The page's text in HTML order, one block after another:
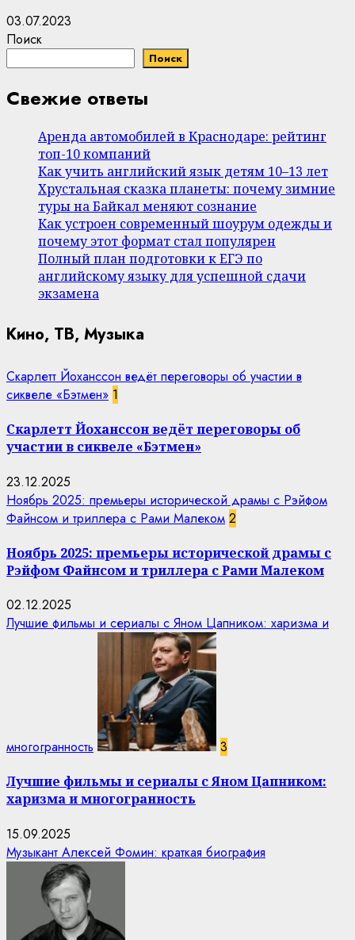
03.07.2023
Поиск
Поиск
Свежие ответы
Аренда автомобилей в Краснодаре: рейтинг
топ-10 компаний
Как учить английский язык детям 10–13 лет
Хрустальная сказка планеты: почему зимние
туры на Байкал меняют сознание
Как устроен современный шоурум одежды и
почему этот формат стал популярен
Полный план подготовки к ЕГЭ по
английскому языку для успешной сдачи
экзамена
Кино, ТВ, Музыка
Скарлетт Йоханссон ведёт переговоры об участии в
сиквеле «Бэтмен» 1
Скарлетт Йоханссон ведёт переговоры об
участии в сиквеле «Бэтмен»
23.12.2025
Ноябрь 2025: премьеры исторической драмы с Рэйфом
Файнсом и триллера с Рами Малеком 2
Ноябрь 2025: премьеры исторической драмы с
Рэйфом Файнсом и триллера с Рами Малеком
02.12.2025
Лучшие фильмы и сериалы с Яном Цапником: харизма и
многогранность 3
Лучшие фильмы и сериалы с Яном Цапником:
харизма и многогранность
15.09.2025
Музыкант Алексей Фомин: краткая биография